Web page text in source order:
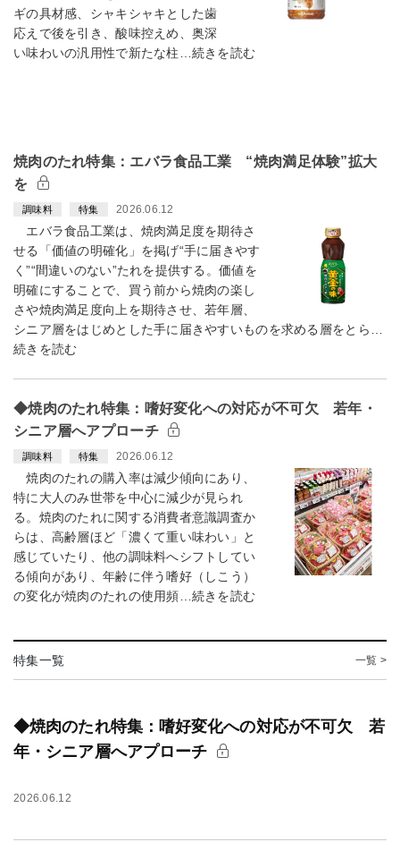
ギの具材感、シャキシャキとした歯
応えで後を引き、酸味控えめ、奥深
い味わいの汎用性で新たな柱…続きを読む
焼肉のたれ特集：エバラ食品工業 “焼肉満足体験”拡大
を
調味料 特集 2026.06.12
エバラ食品工業は、焼肉満足度を期待さ
せる「価値の明確化」を掲げ“手に届きやす
く”“間違いのない”たれを提供する。価値を
明確にすることで、買う前から焼肉の楽し
さや焼肉満足度向上を期待させ、若年層、
シニア層をはじめとした手に届きやすいものを求める層をとら…
続きを読む
◆焼肉のたれ特集：嗜好変化への対応が不可欠 若年・
シニア層へアプローチ
調味料 特集 2026.06.12
焼肉のたれの購入率は減少傾向にあり、
特に大人のみ世帯を中心に減少が見られ
る。焼肉のたれに関する消費者意識調査か
らは、高齢層ほど「濃くて重い味わい」と
感じていたり、他の調味料へシフトしてい
る傾向があり、年齢に伴う嗜好（しこう）
の変化が焼肉のたれの使用頻…続きを読む
特集一覧 一覧 >
◆焼肉のたれ特集：嗜好変化への対応が不可欠 若
年・シニア層へアプローチ
2026.06.12